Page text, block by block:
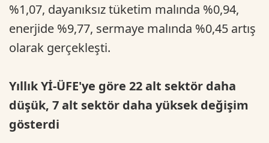
%1,07, dayanıksız tüketim malında %0,94,
enerjide %9,77, sermaye malında %0,45 artış
olarak gerçekleşti.
Yıllık Yİ-ÜFE'ye göre 22 alt sektör daha
düşük, 7 alt sektör daha yüksek değişim
gösterdi